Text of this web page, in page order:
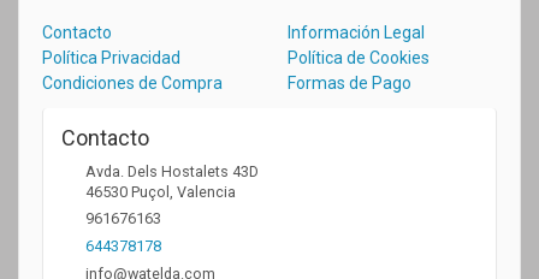
Contacto
Información Legal
Política Privacidad
Política de Cookies
Condiciones de Compra
Formas de Pago
Contacto
Avda. Dels Hostalets 43D
46530 Puçol
Valencia
961676163
644378178
info@watelda.com